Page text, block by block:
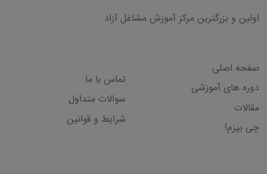
اولین و بزرگترین مرکز آموزش مشاغل آزاد
صفحه اصلی
دوره های آموزشی
مقالات
چی بپزم!
تماس با ما
سوالات متداول
شرایط و قوانین